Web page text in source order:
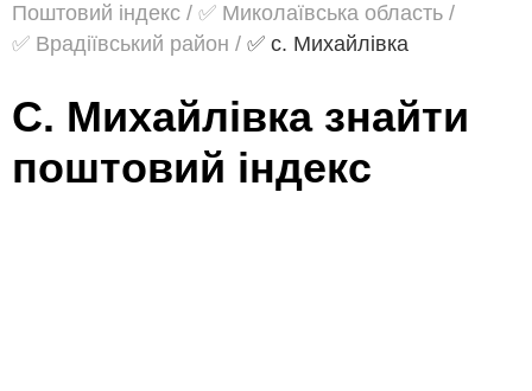
Поштовий індекс / ✅ Миколаївська область /
✅ Врадіївський район / ✅ с. Михайлівка
с. Михайлівка знайти
поштовий індекс